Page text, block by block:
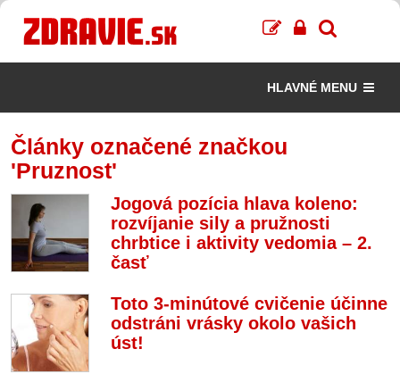
HLAVNÉ MENU
Články označené značkou
'Pruznost'
Jogová pozícia hlava koleno:
rozvíjanie sily a pružnosti
chrbtice i aktivity vedomia – 2.
časť
Toto 3-minútové cvičenie účinne
odstráni vrásky okolo vašich
úst!